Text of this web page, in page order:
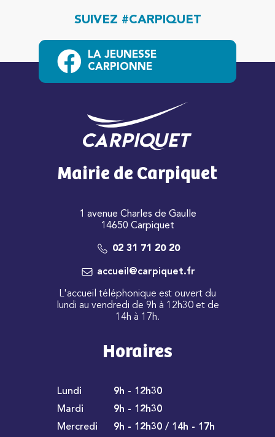
SUIVEZ #CARPIQUET
LA JEUNESSE
CARPIONNE
Mairie de Carpiquet
1 avenue Charles de Gaulle
14650 Carpiquet
02 31 71 20 20
accueil@carpiquet.fr
L'accueil téléphonique est ouvert du
lundi au vendredi de 9h à 12h30 et de
14h à 17h.
Horaires
Lundi
9h - 12h30
Mardi
9h - 12h30
Mercredi
9h - 12h30 / 14h - 17h